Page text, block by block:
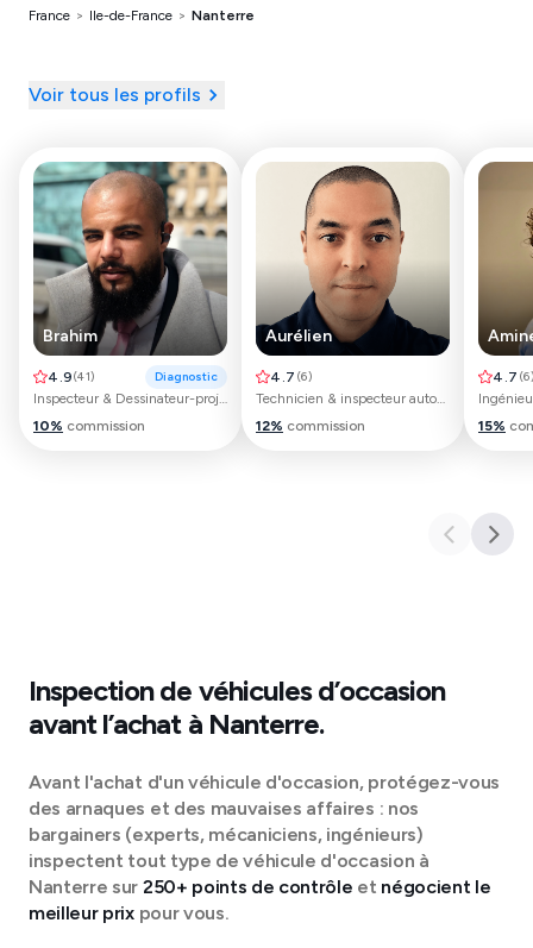
France > Ile-de-France > Nanterre
Voir tous les profils
Brahim
4.9(41) Diagnostic
Inspecteur & Dessinateur-projeteur automobile
10% commission
Aurélien
4.7 (6)
Technicien & inspecteur automobile
12% commission
4.7 (6
15%
Inspection de véhicules d’occasion
avant l’achat à Nanterre.
Avant l'achat d'un véhicule d'occasion, protégez-vous
des arnaques et des mauvaises affaires : nos
bargainers (experts, mécaniciens, ingénieurs)
inspectent tout type de véhicule d'occasion à
Nanterre sur 250+ points de contrôle et négocient le
meilleur prixpour vous.